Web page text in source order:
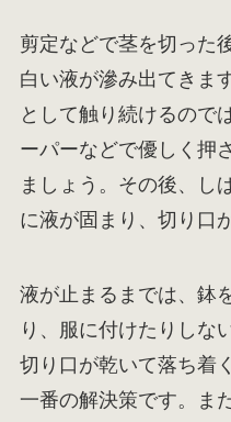
剪定などで茎を切った
白い液が滲み出てきま
として触り続けるので
ーパーなどで優しく押
ましょう。その後、し
に液が固まり、切り口
液が止まるまでは、鉢
り、服に付けたりしな
切り口が乾いて落ち着
一番の解決策です。ま